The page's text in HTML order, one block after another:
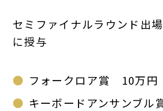
セミファイナルラウンド出
に授与
フォークロア賞 10万円
キーボードアンサンブ